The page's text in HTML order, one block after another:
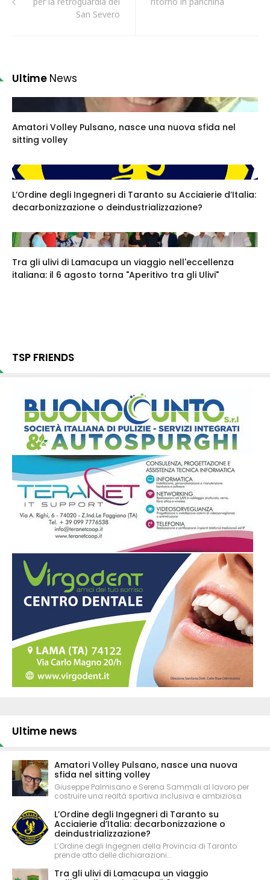
San Severo
Ultime News
Amatori Volley Pulsano, nasce una nuova sfida nel
sitting volley
L’Ordine degli Ingegneri di Taranto su Acciaierie d’Italia:
decarbonizzazione o deindustrializzazione?
Tra gli ulivi di Lamacupa un viaggio nell'eccellenza
italiana: il 6 agosto torna "Aperitivo tra gli Ulivi"
TSP FRIENDS
Ultime news
Amatori Volley Pulsano, nasce una nuova
sfida nel sitting volley
Giuseppe Palmisano e Serena Sammali al lavoro per
costruire una realtà sportiva inclusiva e ambiziosa
L’Ordine degli Ingegneri di Taranto su
Acciaierie d’Italia: decarbonizzazione o
deindustrializzazione?
L’Ordine degli Ingegneri della Provincia di Taranto
prende atto delle dichiarazioni...
Tra gli ulivi di Lamacupa un viaggio